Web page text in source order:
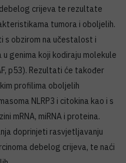
debelog crijeva te rezultate
tumora i oboljelih.
s obzirom na učestalost i
genima koji kodiraju molekule
p53). Rezultati će također
profilima oboljelih
NLRP3 i citokina kao i s
mRNA, miRNA i proteina.
doprinjeti rasvjetljavanju
debelog crijeva, te naći